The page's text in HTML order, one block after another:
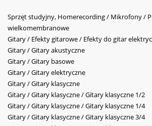
Sprzęt studyjny, Homerecording / Mikrofony /
wielkomembranowe
Gitary / Efekty gitarowe / Efekty do gitar
Gitary / Gitary akustyczne
Gitary / Gitary basowe
Gitary / Gitary elektryczne
Gitary / Gitary klasyczne
Gitary / Gitary klasyczne / Gitary klasyczne 1/2
Gitary / Gitary klasyczne / Gitary klasyczne 1/4
Gitary / Gitary klasyczne / Gitary klasyczne 3/4